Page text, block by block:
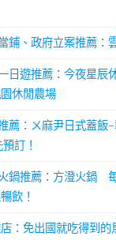
鋪、政府立案推薦：
日遊推薦：今夜星辰
休閒農場
薦：ㄨ麻尹日式蓋飯
訂！
鍋推薦：方澄火鍋
飲！
：免出國就吃得到的